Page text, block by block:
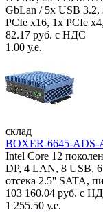
GbLan / 5x USB 3.2,
PCIe x16, 1x PCIe
82.17 руб. с НДС
1.00 у.е.
склад
BOXER-6645-ADS-
Intel Core 12
DP, 4 LAN, 8 USB,
отсека 2.5'' SATA,
103 160.04 руб. с
1 255.50 у.е.